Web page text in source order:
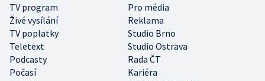
TV program
Pro média
Živé vysílání
Reklama
TV poplatky
Studio Brno
Teletext
Studio Ostrava
Podcasty
Rada ČT
Počasí
Kariéra